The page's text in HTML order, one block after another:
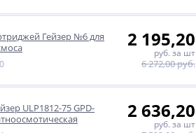
Гейзер №6 для
2 195,20
руб. за шт
6 272,00 руб.
ULP1812-75 GPD-
2 636,20
руб. за шт